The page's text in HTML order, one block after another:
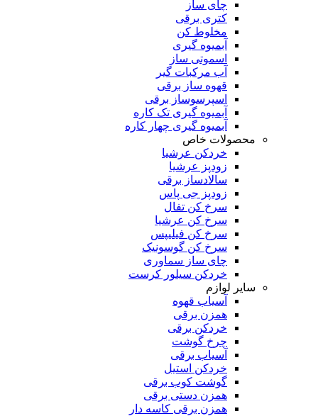
چای ساز
کتری برقی
مخلوط کن
آبمیوه گیری
اسموتی ساز
آب مرکبات گیر
قهوه ساز برقی
اسپرسوساز برقی
آبمیوه گیری تک کاره
آبمیوه گیری چهار کاره
محصولات خاص
خردکن عرشیا
زودپز عرشیا
سالادساز برقی
زودپز جی پاس
سرخ کن تفال
سرخ کن عرشیا
سرخ کن فیلیپس
سرخ کن گوسونیک
چای ساز سماوری
خردکن سیلور کرست
سایر لوازم
آسیاب قهوه
همزن برقی
خردکن برقی
چرخ گوشت
آسیاب برقی
خردکن استیل
گوشت کوب برقی
همزن دستی برقی
همزن برقی کاسه دار